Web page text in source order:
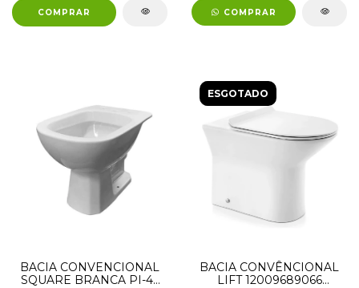
COMPRAR
BACIA CONVENCIONAL
SQUARE BRANCA PI-46
ESGOTADO
BACIA CONVÊNCIONAL
LIFT 12009689066